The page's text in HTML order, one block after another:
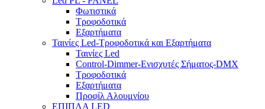
Φωτιστικά
Τροφοδοτικά
Εξαρτήματα
Ταινίες Led-Τροφοδοτικά και Εξαρτήματα
Ταινίες Led
Control-Dimmer-Ενισχυτές Σήματος-DMX
Τροφοδοτικά
Εξαρτήματα
Προφίλ Αλουμνίου
ΕΠΙΠΛΑ LED